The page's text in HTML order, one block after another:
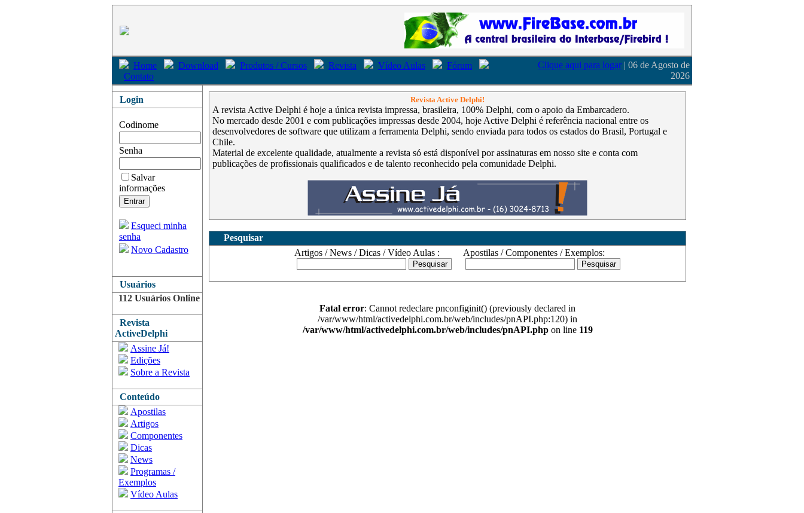
Home Download Produtos / Cursos Revista Vídeo Aulas
Fórum
Contato
Clique aqui para logar | 06 de Agosto de
2026
Login
Codinome
Senha
Salvar
informações
Esqueci minha
senha
Novo Cadastro
Usuários
112 Usuários Online
Revista
ActiveDelphi
Assine Já!
Edições
Sobre a Revista
Conteúdo
Apostilas
Artigos
Componentes
Dicas
News
Programas /
Exemplos
Vídeo Aulas
Revista Active Delphi!
A revista Active Delphi é hoje a única revista impressa, brasileira, 100% Delphi, com o apoio da Embarcadero.
No mercado desde 2001 e com publicações impressas desde 2004, hoje Active Delphi é referência nacional entre os
desenvolvedores de software que utilizam a ferramenta Delphi, sendo enviada para todos os estados do Brasil, Portugal e
Chile.
Material de excelente qualidade, atualmente a revista só está disponível por assinaturas em nosso site e conta com
publicações de profissionais qualificados e de talento reconhecido pela comunidade Delphi.
Pesquisar
Artigos / News / Dicas / Vídeo Aulas :
Apostilas / Componentes / Exemplos:
Fatal error: Cannot redeclare pnconfiginit() (previously declared in
/var/www/html/activedelphi.com.br/web/includes/pnAPI.php:120) in
/var/www/html/activedelphi.com.br/web/includes/pnAPI.phpon line 119